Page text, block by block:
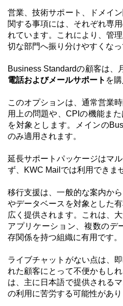
営業、技術サポート、ドメイ
関する事項には、それぞれ専
れています。これにより、管
切な部門へ振り分けやすくなっ
Business Standardの顧客は、
電話およびメールサポート を
このオプションは、通常営業
用上の問題や、CPIの機能ま
を対象とします。メインの
のみ適用されます。
延長サポートパッケージはマ
ず、KWC Mailでは利用できま
移行支援は、一般的な案内か
やデータベースを対象とした
広く提供されます。これは、
アプリケーション、複数のデ
存関係を持つ組織に有用です。
ライブチャットがない点は、
れた顧客にとって不便かもし
は、主に日本語で提供される
の利用に苦労する可能性があり